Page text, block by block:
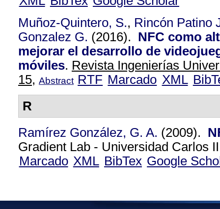
Muñoz-Quintero, S., Rincón Patino
Gonzalez G. (2016). NFC como
mejorar el desarrollo de
móviles. Revista Ingenierías
15, Abstract RTF Marcado XML
R
Ramírez González, G. A. (2009).
Gradient Lab - Universidad Carlos
Marcado XML BibTex Google